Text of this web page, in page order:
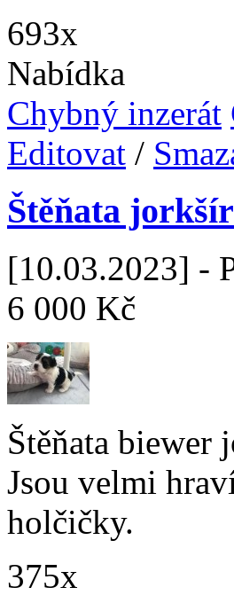
693x
Nabídka
Chybný inzerát
Editovat /
Štěňata
[10.03.2023] -
6 000 Kč
Štěňata biewer
Jsou velmi
holčičky.
375x